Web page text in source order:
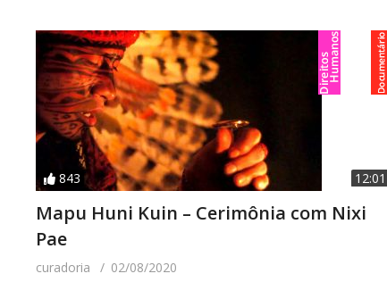
843 12:01
Mapu Huni Kuin – Cerimônia com Nixi
Pae
curadoria 02/08/2020